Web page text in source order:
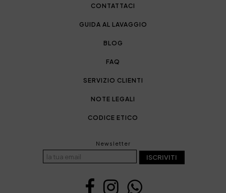
CONTATTACI
GUIDA AL LAVAGGIO
BLOG
FAQ
SERVIZIO CLIENTI
NOTE LEGALI
CODICE ETICO
Newsletter
ISCRIVITI